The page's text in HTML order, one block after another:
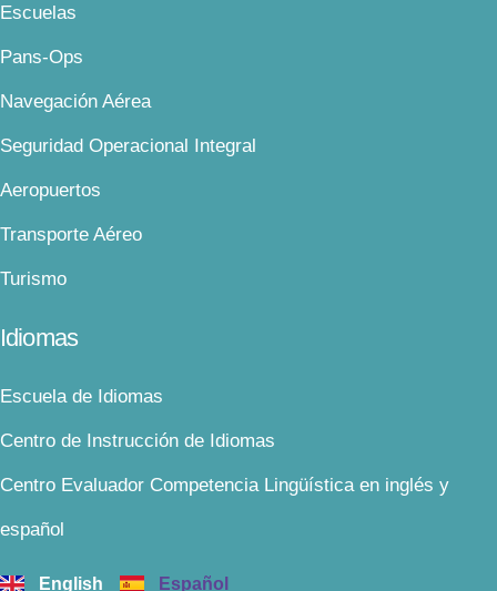
Escuelas
Pans-Ops
Navegación Aérea
Seguridad Operacional Integral
Aeropuertos
Transporte Aéreo
Turismo
Idiomas
Escuela de Idiomas
Centro de Instrucción de Idiomas
Centro Evaluador Competencia Lingüística en inglés y
español
English Español